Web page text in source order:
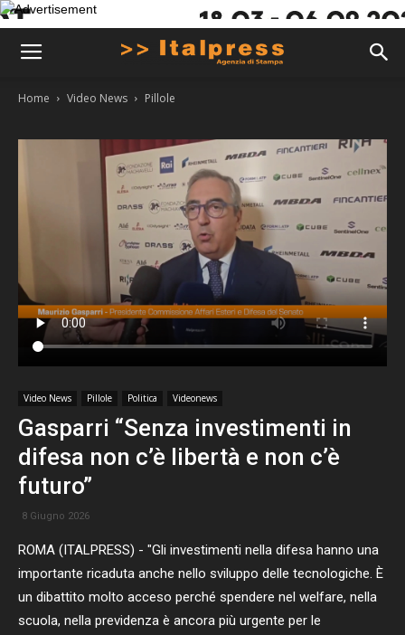
Home Video News Pillole
Video News Pillole Politica Videonews
Gasparri “Senza investimenti in
difesa non c’è libertà e non c’è
futuro”
8 Giugno 2026
ROMA (ITALPRESS) - "Gli investimenti nella difesa hanno una
importante ricaduta anche nello sviluppo delle tecnologiche. È
un dibattito molto acceso perché spendere nel welfare, nella
scuola, nella previdenza è ancora più urgente per le